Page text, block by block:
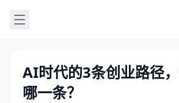
AI时代的3条创业路径
哪一条？